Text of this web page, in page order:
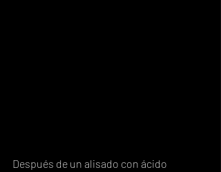
Después de un alisado con ácido